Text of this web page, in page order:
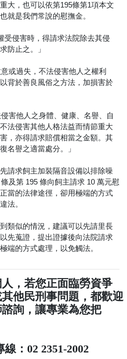
大，也可以依第195條第1項本文
就是我們常說的慰撫金。
受侵害時，得請求法院除去其侵
防止之。」
或過失，不法侵害他人之權利
背於善良風俗之方法，加損害於
害他人之身體、健康、名譽、自
法侵害其他人格法益而情節重大
，亦得請求賠償相當之金額。其
名譽之適當處分。」
請求飼主加裝隔音設備以排除噪
及第 195 條向飼主請求 10 萬元慰
當的法律途徑，卻用極端的方式
法。
類似的情況，建議可以先請里長
先蒐證，提出證據後向法院請求
端的方式處理，以免觸法。
人，若您正面臨勞資爭
他民刑事問題，都歡迎
詢，讓專業為您把
：02 2351-2002